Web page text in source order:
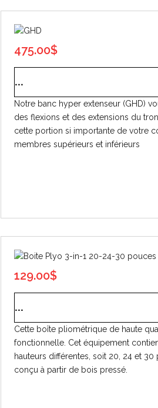
475.00$
...
Notre banc hyper extenseur (GHD)
des flexions et des extensions du
cette portion si importante de votre
membres supérieurs et inférieurs
129.00$
...
Cette boîte pliométrique de haute
fonctionnelle. Cet équipement
hauteurs différentes, soit 20, 24 et
conçu à partir de bois pressé.